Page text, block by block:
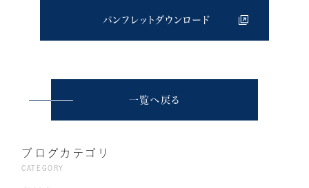
パンフレットダウンロード
一覧へ戻る
ブログカテゴリ
CATEGORY